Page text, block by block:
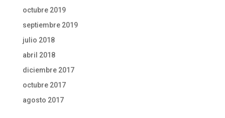
octubre 2019
septiembre 2019
julio 2018
abril 2018
diciembre 2017
octubre 2017
agosto 2017